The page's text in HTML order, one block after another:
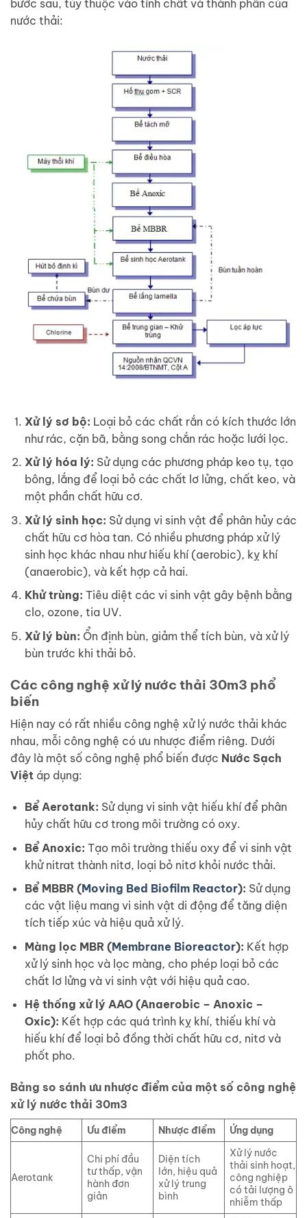
bước sau, tùy thuộc vào tính chất và thành phần của
nước thải:
Xử lý sơ bộ: Loại bỏ các chất rắn có kích thước lớn
như rác, cặn bã, bằng song chắn rác hoặc lưới lọc.
Xử lý hóa lý: Sử dụng các phương pháp keo tụ, tạo
bông, lắng để loại bỏ các chất lơ lửng, chất keo, và
một phần chất hữu cơ.
Xử lý sinh học: Sử dụng vi sinh vật để phân hủy các
chất hữu cơ hòa tan. Có nhiều phương pháp xử lý
sinh học khác nhau như hiếu khí (aerobic), kỵ khí
(anaerobic), và kết hợp cả hai.
Khử trùng: Tiêu diệt các vi sinh vật gây bệnh bằng
clo, ozone, tia UV.
Xử lý bùn: Ổn định bùn, giảm thể tích bùn, và xử lý
bùn trước khi thải bỏ.
Các công nghệ xử lý nước thải 30m3 phổ
biến
Hiện nay có rất nhiều công nghệ xử lý nước thải khác
nhau, mỗi công nghệ có ưu nhược điểm riêng. Dưới
đây là một số công nghệ phổ biến được Nước Sạch
Việt áp dụng:
Bể Aerotank: Sử dụng vi sinh vật hiếu khí để phân
hủy chất hữu cơ trong môi trường có oxy.
Bể Anoxic: Tạo môi trường thiếu oxy để vi sinh vật
khử nitrat thành nitơ, loại bỏ nitơ khỏi nước thải.
Bể MBBR (Moving Bed Biofilm Reactor): Sử dụng
các vật liệu mang vi sinh vật di động để tăng diện
tích tiếp xúc và hiệu quả xử lý.
Màng lọc MBR (Membrane Bioreactor): Kết hợp
xử lý sinh học và lọc màng, cho phép loại bỏ các
chất lơ lửng và vi sinh vật với hiệu quả cao.
Hệ thống xử lý AAO (Anaerobic – Anoxic –
Oxic): Kết hợp các quá trình kỵ khí, thiếu khí và
hiếu khí để loại bỏ đồng thời chất hữu cơ, nitơ và
phốt pho.
Bảng so sánh ưu nhược điểm của một số công nghệ
xử lý nước thải 30m3
Công nghệ Ưu điểm Nhược điểm Ứng dụng
Aerotank
Chi phí đầu
tư thấp, vận
hành đơn
giản
Diện tích
lớn, hiệu quả
xử lý trung
bình
Xử lý nước
thải sinh hoạt,
công nghiệp
có tải lượng ô
nhiễm thấp